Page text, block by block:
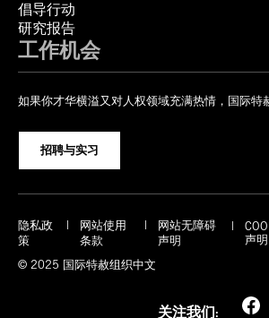
倡导行动
研究报告
工作机会
如果你才华横溢又对人权领域充满热情，国际特
招聘与实习
隐私政
策
网站使用
条款
网站无障碍
声明
声明
© 2025 国际特赦组织中文
关注我们: Facebook